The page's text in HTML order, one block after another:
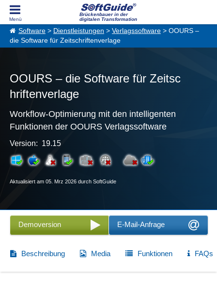
Brückenbauer in der
digitalen Transformation
Software > Dienstleistungen > Verlagssoftware > OOURS –
die Software für Zeitschriftenverlage
OOURS – die Software für Zeitsc
hriftenverlage
Workflow-Optimierung mit den intelligenten
Funktionen der OOURS Verlagssoftware
Version: 19.15
Aktualisiert am 05. Mrz 2026 durch SoftGuide
Demoversion E-Mail-Anfrage
Beschreibung Media Funktionen FAQs